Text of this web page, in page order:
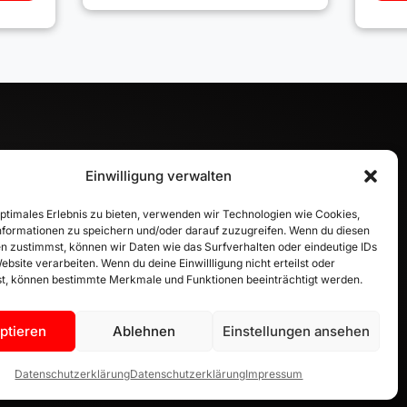
Einwilligung verwalten
Erlebnis zu bieten, verwenden wir Technologien wie Cookies,
zu speichern und/oder darauf zuzugreifen. Wenn du diesen
zustimmst, können wir Daten wie das Surfverhalten oder eindeutige IDs
verarbeiten. Wenn du deine Einwillligung nicht erteilst oder
können bestimmte Merkmale und Funktionen beeinträchtigt werden.
Ablehnen Einstellungen ansehen
DatenschutzerklärungDatenschutzerklärungImpressum
INFORMATION
Zahlungsarten
Versandinformationen
Widerrufsbelehrung